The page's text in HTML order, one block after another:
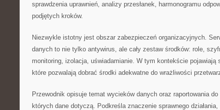
sprawdzenia uprawnień, analizy przesłanek, harmonogramu
podjętych kroków.
Niezwykle istotny jest obszar zabezpieczeń organizacyjnych.
danych to nie tylko antywirus, ale cały zestaw środków: role,
monitoring, izolacja, uświadamianie. W tym kontekście pojawiają
które pozwalają dobrać środki adekwatne do wrażliwości
Przewodnik opisuje temat wycieków danych oraz raportowania
których dane dotyczą. Podkreśla znaczenie sprawnego